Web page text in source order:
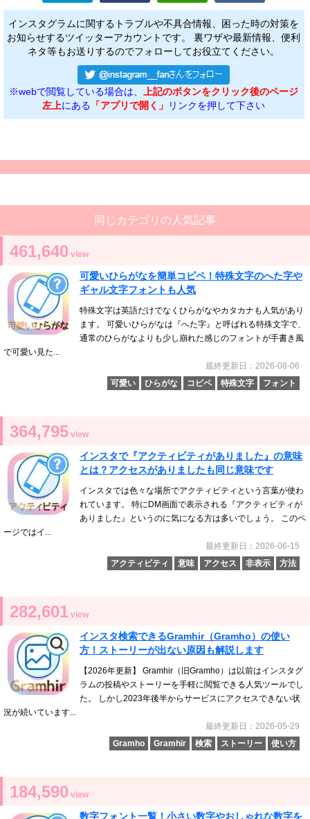
インスタグラムに関するトラブルや不具合情報、困った時の対策を
お知らせするツイッターアカウントです。 裏ワザや最新情報、便利
ネタ等もお送りするのでフォローしてお役立てください。
※webで閲覧している場合は、
上記のボタンをクリック後のページ
左上にある 「アプリで開く」 リンクを押して下さい
同じカテゴリの人気記事
461,640 view
可愛いひらがなを簡単コピペ！特殊文字のへた字や
ギャル文字フォントも人気
特殊文字は英語だけでなくひらがなやカタカナも人気があり
ます。 可愛いひらがなは『へた字』と呼ばれる特殊文字で、
通常のひらがなよりも少し崩れた感じのフォントが手書き風
で可愛い見た...
最終更新日：2026-08-06
可愛い
ひらがな コピペ 特殊文字 フォント
364,795 view
インスタで『アクティビティがありました』の意味
とは？アクセスがありましたも同じ意味です
インスタでは色々な場所でアクティビティという言葉が使わ
れています。 特にDM画面で表示される『アクティビティが
ありました』というのに気になる方は多いでしょう。 このペ
ージではイ...
最終更新日：2026-06-15
アクティビティ
意味 アクセス 非表示 方法
282,601 view
インスタ検索できるGramhir（Gramho）の使い
方！ストーリーが出ない原因も解説します
【2026年更新】 Gramhir（旧Gramho）は以前はインスタグ
ラムの投稿やストーリーを手軽に閲覧できる人気ツールでし
た。 しかし2023年後半からサービスにアクセスできない状
況が続いています...
最終更新日：2026-05-29
Gramho
Gramhir 検索 ストーリー 使い方
184,590 view
数字フォント一覧！小さい数字やおしゃれな数字を